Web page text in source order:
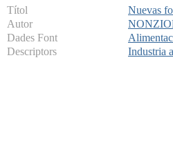
Títol
Nuevas
Autor
Dades Font
Descriptors
Industria